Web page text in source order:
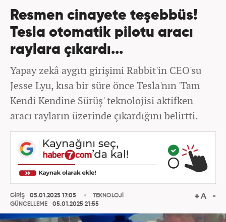
Resmen cinayete teşebbüs!
Tesla otomatik pilotu aracı
raylara çıkardı...
Yapay zekâ aygıtı girişimi Rabbit'in CEO'su
Jesse Lyu, kısa bir süre önce Tesla'nın 'Tam
Kendi Kendine Sürüş' teknolojisi aktifken
aracı rayların üzerinde çıkardığını belirtti.
GİRİŞ
05.01.2025 17:05
GÜNCELLEME
05.01.2025 21:55
TEKNOLOJİ